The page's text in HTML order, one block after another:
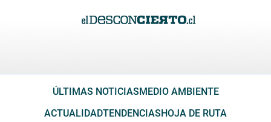
ÚLTIMAS NOTICIASMEDIO AMBIENTE
ACTUALIDADTENDENCIASHOJA DE RUTA